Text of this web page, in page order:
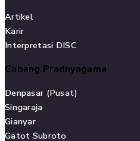
Artikel
Karir
Interpretasi DISC
Cabang Pradnyagama
Denpasar (Pusat)
Singaraja
Gianyar
Gatot Subroto